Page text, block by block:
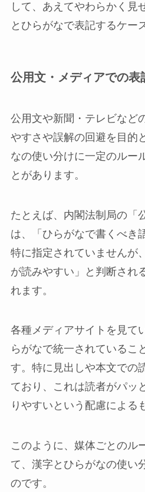
して、あえてやわらかく見
とひらがなで表記するケー
公用文・メディアでの表
公用文や新聞・テレビなど
やすさや誤解の回避を目的
なの使い分けに一定のルー
とがあります。
たとえば、内閣法制局の「
は、「ひらがなで書くべき
特に指定されていませんが
が読みやすい」と判断され
れます。
各種メディアサイトを見て
らがなで統一されているこ
す。特に見出しや本文での
ており、これは読者がパッ
りやすいという配慮による
このように、媒体ごとのル
て、漢字とひらがなの使い
のです。